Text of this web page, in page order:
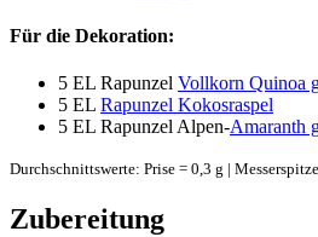
Für die Dekoration:
5 EL Rapunzel Vollkorn Quinoa
5 EL Rapunzel Kokosraspel
5 EL Rapunzel Alpen-Amaranth
Durchschnittswerte: Prise = 0,3 g |
Zubereitung